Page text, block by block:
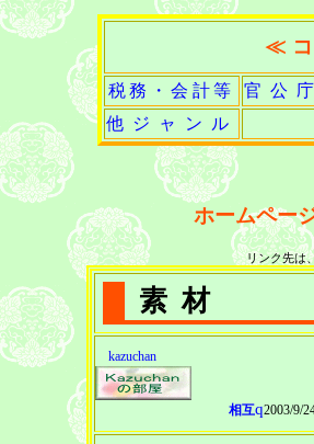
≪
税務・会計等
官公
他ジャンル
ホームペー
リンク先は
素材
kazuchan
相互q2003/9/